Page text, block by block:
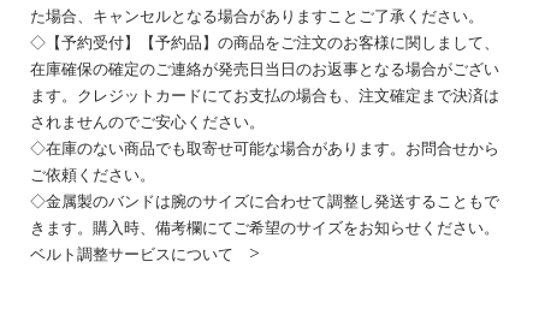
た場合、キャンセルとなる場合がありますことご了承ください。
◇【予約受付】【予約品】の商品をご注文のお客様に関しまして、
在庫確保の確定のご連絡が発売日当日のお返事となる場合がござい
ます。クレジットカードにてお支払の場合も、注文確定まで決済は
されませんのでご安心ください。
◇在庫のない商品でも取寄せ可能な場合があります。お問合せから
ご依頼ください。
◇金属製のバンドは腕のサイズに合わせて調整し発送することもで
きます。購入時、備考欄にてご希望のサイズをお知らせください。
ベルト調整サービスについて >